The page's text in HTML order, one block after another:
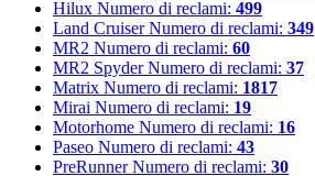
Hilux Numero di reclami: 499
Land Cruiser Numero di reclami: 349
MR2 Numero di reclami: 60
MR2 Spyder Numero di reclami: 37
Matrix Numero di reclami: 1817
Mirai Numero di reclami: 19
Motorhome Numero di reclami: 16
Paseo Numero di reclami: 43
PreRunner Numero di reclami: 30